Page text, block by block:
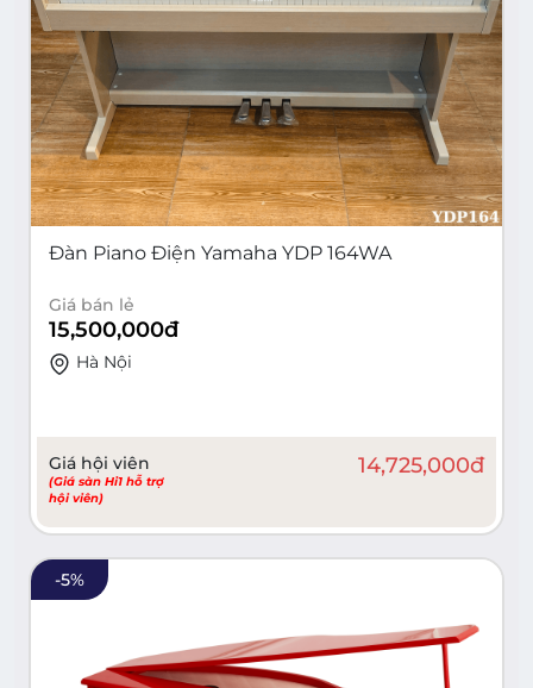
Đàn Piano Điện Yamaha YDP 164WA
Giá bán lẻ
15,500,000đ
Hà Nội
Giá hội viên
(Giá sàn Hi1 hỗ trợ
hội viên)
14,725,000đ
-5%